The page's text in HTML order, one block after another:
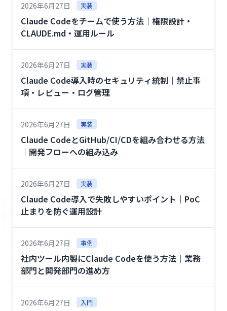
2026年6月27日 実装
Claude Codeをチームで使う方法｜権限設計・
CLAUDE.md・運用ルール
2026年6月27日 実装
Claude Code導入時のセキュリティ統制｜禁止事
項・レビュー・ログ管理
2026年6月27日 実装
Claude CodeとGitHub/CI/CDを組み合わせる方法
｜開発フローへの組み込み
2026年6月27日 実装
Claude Code導入で失敗しやすいポイント｜PoC
止まりを防ぐ運用設計
2026年6月27日 事例
社内ツール内製にClaude Codeを使う方法｜業務
部門と開発部門の進め方
2026年6月27日 入門